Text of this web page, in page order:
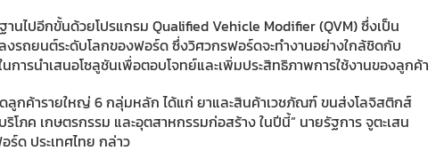
นไปอีกขั้นด้วยโปรแกรม Qualified Vehicle Modifier (QVM) ซึ่งเป็น
รถยนต์ระดับโลกของฟอร์ด ซึ่งวิศวกรฟอร์ดจะทำงานอย่างใกล้ชิดกับ
ารนำเสนอโซลูชันเพื่อตอบโจทย์และเพิ่มประสิทธิภาพการใช้งานของลูกค้า
ลูกค้ารายใหญ่ 6 กลุ่มหลัก ได้แก่ ยาและสินค้าเวชภัณฑ์ ขนส่งโลจิสติกส์
โภค เกษตรกรรม และอุตสาหกรรมก่อสร้าง ในปีนี้” นายรัฐการ จูตะเสน
ด ประเทศไทย กล่าว